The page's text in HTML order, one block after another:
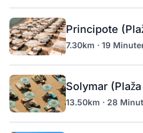
Principote
7.30km · 19
Solymar
13.50km · 28